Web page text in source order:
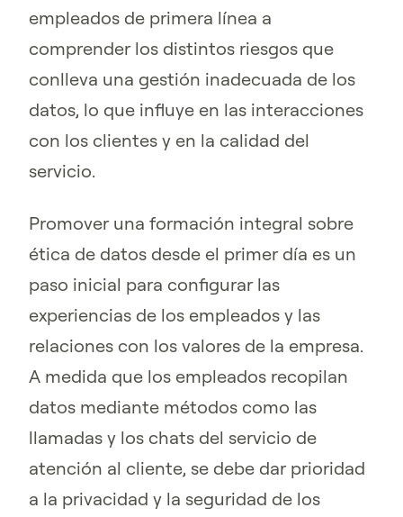
empleados de primera línea a
comprender los distintos riesgos que
conlleva una gestión inadecuada de los
datos, lo que influye en las interacciones
con los clientes y en la calidad del
servicio.
Promover una formación integral sobre
ética de datos desde el primer día es un
paso inicial para configurar las
experiencias de los empleados y las
relaciones con los valores de la empresa.
A medida que los empleados recopilan
datos mediante métodos como las
llamadas y los chats del servicio de
atención al cliente, se debe dar prioridad
a la privacidad y la seguridad de los